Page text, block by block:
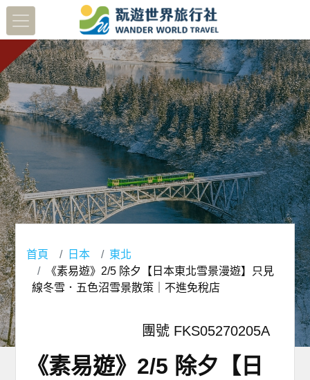
首頁 日本
東北
《素易遊》2/5 除夕【日本東北雪景漫遊】只見
線冬雪．五色沼雪景散策｜不進免稅店
團號 FKS05270205A
《素易遊》2/5 除夕【日